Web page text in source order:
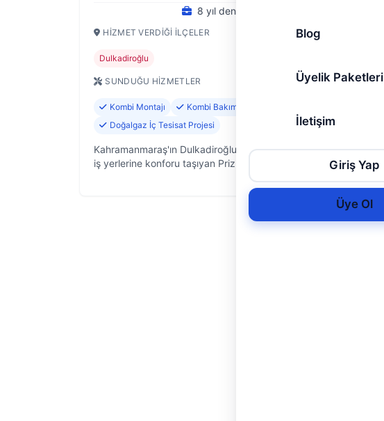
Blog
Üyelik Paketleri
İletişim
Giriş Yap
Üye Ol
8 yıl deneyim
HIZMET VERDIĞI İLÇELER
Dulkadiroğlu
SUNDUĞU HIZMETLER
Kombi Montajı
Kombi Bakımı ve Servisi
Doğalgaz İç Tesisat Projesi
Kahramanmaraş'ın Dulkadiroğlu ilçesinde, 8 yıldır ev ve
iş yerlerine konforu taşıyan Prizma Isı, kombi servisleri
başta olmak üzere ısıtma ve soğutma sistemlerinizdeki